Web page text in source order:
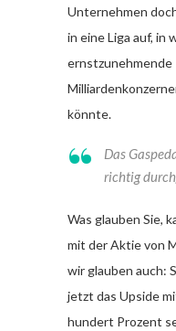
Unternehmen
in eine Liga auf, in
ernstzunehmende
könnte.
Das
richtig
Was glauben Sie,
mit der Aktie von
wir glauben auch:
jetzt das Upside
hundert Prozent